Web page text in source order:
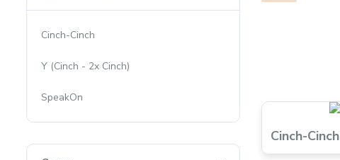
Cinch-Cinch
Cinch-Cinch
Y (Cinch - 2x Cinch)
SpeakOn